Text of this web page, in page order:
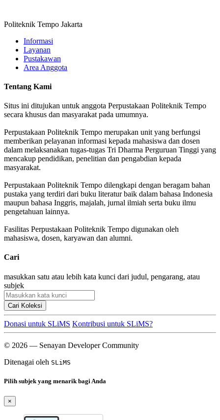
Politeknik Tempo Jakarta
Informasi
Layanan
Pustakawan
Area Anggota
Tentang Kami
Situs ini ditujukan untuk anggota Perpustakaan Politeknik Tempo
secara khusus dan masyarakat pada umumnya.
Perpustakaan Politeknik Tempo merupakan unit yang berfungsi
memberikan pelayanan informasi kepada mahasiswa dan dosen
dalam melaksanakan tugas-tugas Tri Dharma Perguruan Tinggi yang
mencakup pendidikan, penelitian dan pengabdian kepada
masyarakat.
Perpustakaan Politeknik Tempo dilengkapi dengan beragam bahan
pustaka yang terdiri dari buku literatur baik dalam bahasa Indonesia
maupun bahasa Inggris, majalah, jurnal ilmiah serta buku ilmu
pengetahuan lainnya.
Fasilitas Perpustakaan Politeknik Tempo digunakan oleh
mahasiswa, dosen, karyawan dan alumni.
Cari
masukkan satu atau lebih kata kunci dari judul, pengarang, atau
subjek
Cari Koleksi
Donasi untuk SLiMS Kontribusi untuk SLiMS?
© 2026 — Senayan Developer Community
Ditenagai oleh SLiMS
Pilih subjek yang menarik bagi Anda
×